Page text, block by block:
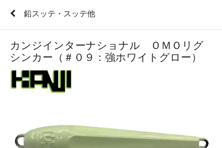
鉛スッテ・スッテ他
カンジインターナショナル ＯＭＯリグ
シンカー（＃０９：強ホワイトグロー）